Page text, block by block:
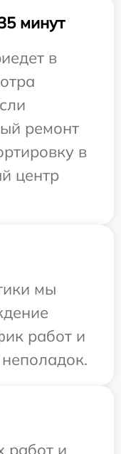
минут
в
ремонт
в
центр
мы
работ и
работ и